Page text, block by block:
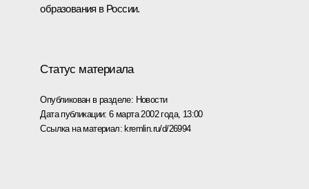
образования в России.
Статус материала
Опубликован в разделе: Новости
Дата публикации:6 марта 2002 года, 13:00
Ссылка на материал:kremlin.ru/d/26994